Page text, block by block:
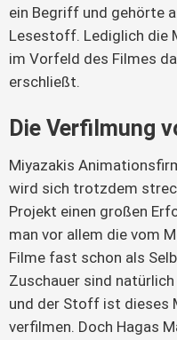
ein Begriff und gehörte
Lesestoff. Lediglich die
im Vorfeld des Filmes
erschließt.
Die Verfilmung
Miyazakis
wird sich trotzdem
Projekt einen großen
man vor allem die vom
Filme fast schon als
Zuschauer sind
und der Stoff ist dieses
verfilmen. Doch Hagas